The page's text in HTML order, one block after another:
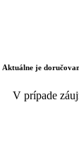
Aktuálne je
V prípade